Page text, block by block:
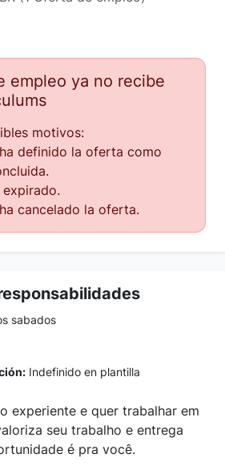
empleo ya no recibe
motivos:
definido la oferta como
cancelado la oferta.
sabados
Indefinido en plantilla
experiente e quer trabalhar em
seu trabalho e entrega
é pra você.